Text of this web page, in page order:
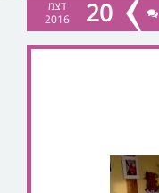
20
דצמ
2016